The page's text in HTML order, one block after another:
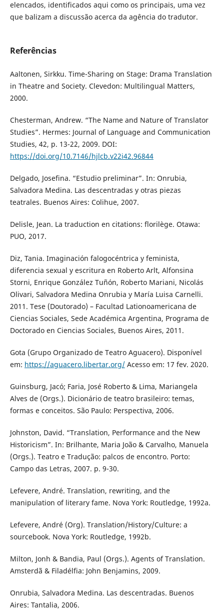
elencados, identificados aqui como os principais, uma vez
que balizam a discussão acerca da agência do tradutor.
Referências
Aaltonen, Sirkku. Time-Sharing on Stage: Drama Translation
in Theatre and Society. Clevedon: Multilingual Matters,
2000.
Chesterman, Andrew. “The Name and Nature of Translator
Studies”. Hermes: Journal of Language and Communication
Studies, 42, p. 13-22, 2009. DOI:
https://doi.org/10.7146/hjlcb.v22i42.96844
Delgado, Josefina. “Estudio preliminar”. In: Onrubia,
Salvadora Medina. Las descentradas y otras piezas
teatrales. Buenos Aires: Colihue, 2007.
Delisle, Jean. La traduction en citations: florilège. Otawa:
PUO, 2017.
Diz, Tania. Imaginación falogocéntrica y feminista,
diferencia sexual y escritura en Roberto Arlt, Alfonsina
Storni, Enrique González Tuñón, Roberto Mariani, Nicolás
Olivari, Salvadora Medina Onrubia y María Luisa Carnelli.
2011. Tese (Doutorado) – Facultad Lationoamericana de
Ciencias Sociales, Sede Académica Argentina, Programa de
Doctorado en Ciencias Sociales, Buenos Aires, 2011.
Gota (Grupo Organizado de Teatro Aguacero). Disponível
em: https://aguacero.libertar.org/Acesso em: 17 fev. 2020.
Guinsburg, Jacó; Faria, José Roberto & Lima, Mariangela
Alves de (Orgs.). Dicionário de teatro brasileiro: temas,
formas e conceitos. São Paulo: Perspectiva, 2006.
Johnston, David. “Translation, Performance and the New
Historicism”. In: Brilhante, Maria João & Carvalho, Manuela
(Orgs.). Teatro e Tradução: palcos de encontro. Porto:
Campo das Letras, 2007. p. 9-30.
Lefevere, André. Translation, rewriting, and the
manipulation of literary fame. Nova York: Routledge, 1992a.
Lefevere, André (Org). Translation/History/Culture: a
sourcebook. Nova York: Routledge, 1992b.
Milton, Jonh & Bandia, Paul (Orgs.). Agents of Translation.
Amsterdã & Filadélfia: John Benjamins, 2009.
Onrubia, Salvadora Medina. Las descentradas. Buenos
Aires: Tantalia, 2006.